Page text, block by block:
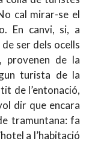
cal mirar-se el
En canvi, si, a
ser dels ocells
provenen de la
turista de la
de l’entonació,
dir que encara
tramuntana: fa
a l’habitació